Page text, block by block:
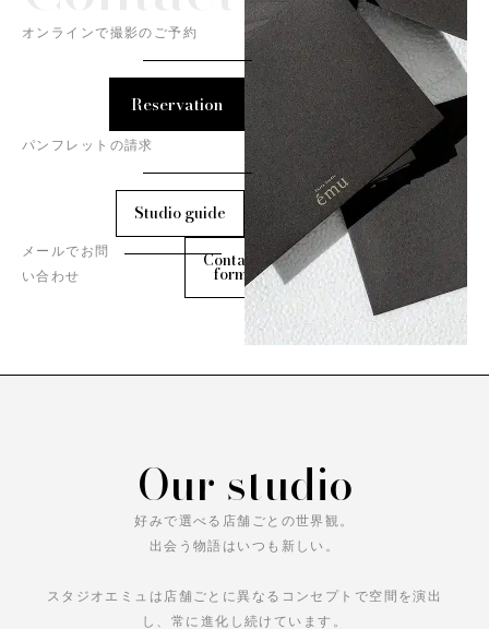
オンラインで撮影のご予約
Reservation
パンフレットの請求
Studio guide
メールでお問
い合わせ
Contact
form
Our studio
好みで選べる店舗ごとの世界観。
出会う物語はいつも新しい。
スタジオエミュは店舗ごとに異なるコンセプトで空間を演出
し、常に進化し続けています。